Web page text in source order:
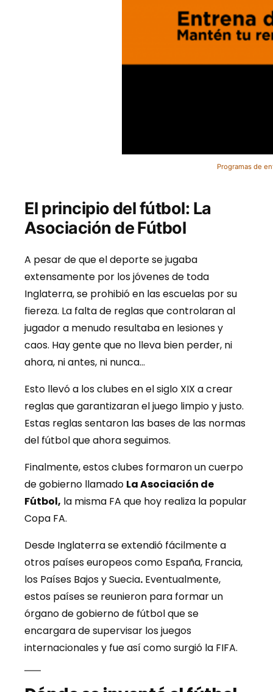
Programas de
El principio del fútbol: La
Asociación de Fútbol
A pesar de que el deporte se jugaba
extensamente por los jóvenes de toda
Inglaterra, se prohibió en las escuelas por su
fiereza. La falta de reglas que controlaran al
jugador a menudo resultaba en lesiones y
caos. Hay gente que no lleva bien perder, ni
ahora, ni antes, ni nunca…
Esto llevó a los clubes en el siglo XIX a crear
reglas que garantizaran el juego limpio y justo.
Estas reglas sentaron las bases de las normas
del fútbol que ahora seguimos.
Finalmente, estos clubes formaron un cuerpo
de gobierno llamado La Asociación de
Fútbol, la misma FA que hoy realiza la popular
Copa FA.
Desde Inglaterra se extendió fácilmente a
otros países europeos como España, Francia,
los Países Bajos y Suecia. Eventualmente,
estos países se reunieron para formar un
órgano de gobierno de fútbol que se
encargara de supervisar los juegos
internacionales y fue así como surgió la FIFA.